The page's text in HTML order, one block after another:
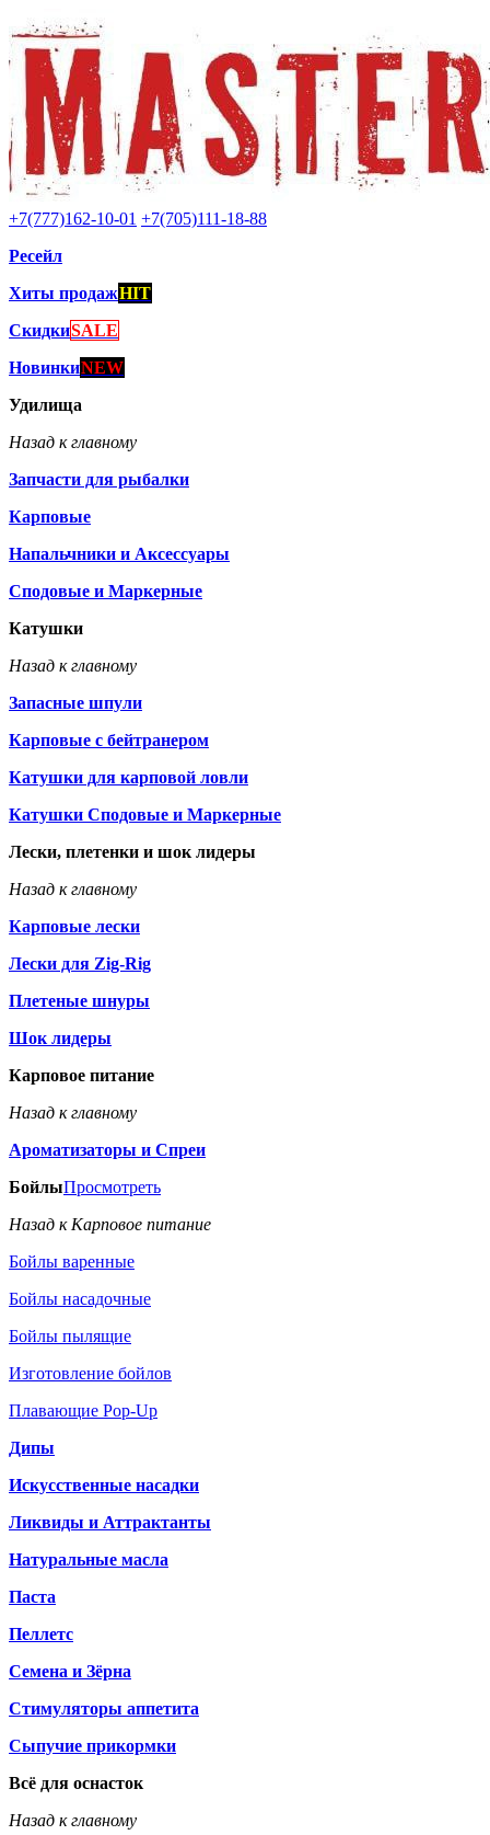
+7(777)162-10-01 +7(705)111-18-88
Ресейл
Хиты продажHIT
СкидкиSALE
НовинкиNEW
Удилища
Назад к главному
Запчасти для рыбалки
Карповые
Напальчники и Аксессуары
Сподовые и Маркерные
Катушки
Назад к главному
Запасные шпули
Карповые с бейтранером
Катушки для карповой ловли
Катушки Сподовые и Маркерные
Лески, плетенки и шок лидеры
Назад к главному
Карповые лески
Лески для Zig-Rig
Плетеные шнуры
Шок лидеры
Карповое питание
Назад к главному
Ароматизаторы и Спреи
БойлыПросмотреть
Назад к Карповое питание
Бойлы варенные
Бойлы насадочные
Бойлы пылящие
Изготовление бойлов
Плавающие Pop-Up
Дипы
Искусственные насадки
Ликвиды и Аттрактанты
Натуральные масла
Паста
Пеллетс
Семена и Зёрна
Стимуляторы аппетита
Сыпучие прикормки
Всё для оснасток
Назад к главному